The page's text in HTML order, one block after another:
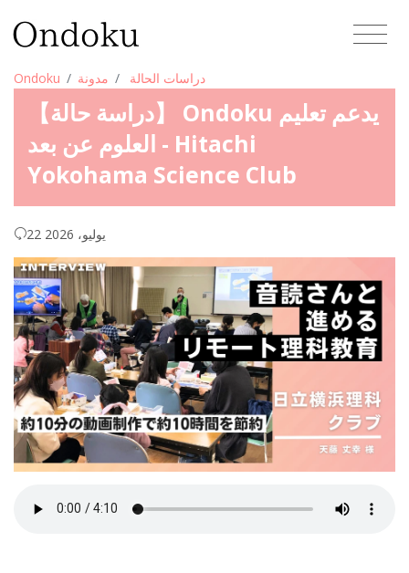
Ondoku مدونة دراسات الحالة
【دراسة حالة】 Ondoku يدعم تعليم
العلوم عن بعد - Hitachi
Yokohama Science Club
22 يوليو، 2026